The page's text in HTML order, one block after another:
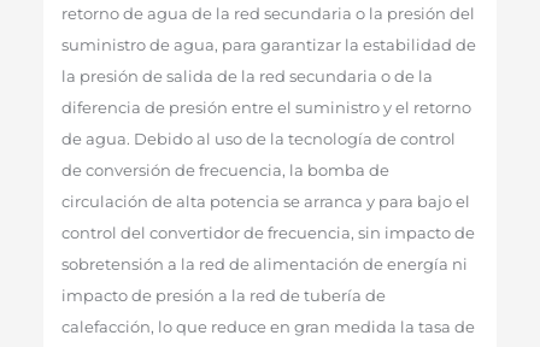
retorno de agua de la red secundaria o la presión del
suministro de agua, para garantizar la estabilidad de
la presión de salida de la red secundaria o de la
diferencia de presión entre el suministro y el retorno
de agua. Debido al uso de la tecnología de control
de conversión de frecuencia, la bomba de
circulación de alta potencia se arranca y para bajo el
control del convertidor de frecuencia, sin impacto de
sobretensión a la red de alimentación de energía ni
impacto de presión a la red de tubería de
calefacción, lo que reduce en gran medida la tasa de